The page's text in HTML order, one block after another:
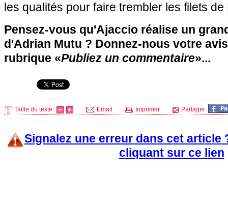
les qualités pour faire trembler les filets de
Pensez-vous qu'Ajaccio réalise un
d'Adrian Mutu ? Donnez-nous votre
rubrique «Publiez un commentaire»...
Taille du texte: Email Imprimer Partager:
Signalez une erreur dans cet article
cliquant sur ce lien